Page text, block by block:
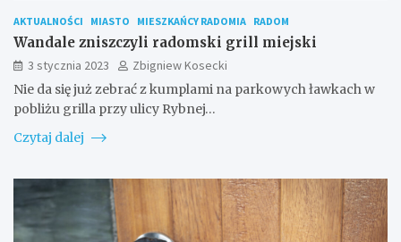
AKTUALNOŚCI MIASTO MIESZKAŃCY RADOMIA RADOM
Wandale zniszczyli radomski grill miejski
3 stycznia 2023
Zbigniew Kosecki
Nie da się już zebrać z kumplami na parkowych ławkach w
pobliżu grilla przy ulicy Rybnej…
Czytaj dalej